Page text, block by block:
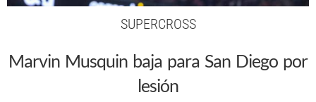
SUPERCROSS
Marvin Musquin baja para San Diego por
lesión